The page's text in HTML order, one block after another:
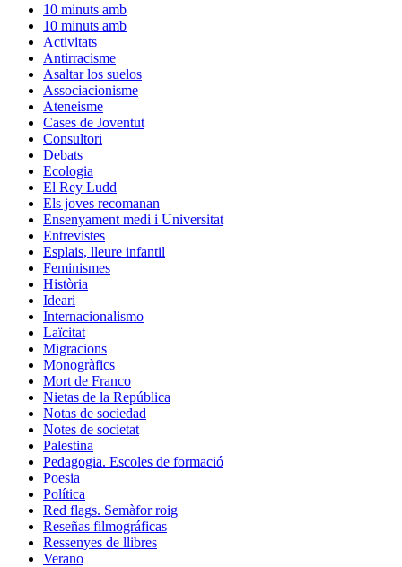
10 minuts amb
10 minuts amb
Activitats
Antirracisme
Asaltar los suelos
Associacionisme
Ateneisme
Cases de Joventut
Consultori
Debats
Ecologia
El Rey Ludd
Els joves recomanan
Ensenyament medi i Universitat
Entrevistes
Esplais, lleure infantil
Feminismes
Història
Ideari
Internacionalismo
Laïcitat
Migracions
Monogràfics
Mort de Franco
Nietas de la República
Notas de sociedad
Notes de societat
Palestina
Pedagogia. Escoles de formació
Poesia
Política
Red flags. Semàfor roig
Reseñas filmográficas
Ressenyes de llibres
Verano